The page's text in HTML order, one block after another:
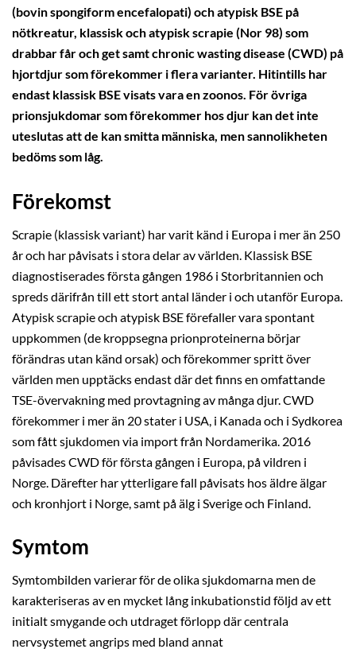
(bovin spongiform encefalopati) och atypisk BSE på
nötkreatur, klassisk och atypisk scrapie (Nor 98) som
drabbar får och get samt chronic wasting disease (CWD) på
hjortdjur som förekommer i flera varianter. Hitintills har
endast klassisk BSE visats vara en zoonos. För övriga
prionsjukdomar som förekommer hos djur kan det inte
uteslutas att de kan smitta människa, men sannolikheten
bedöms som låg.
Förekomst
Scrapie (klassisk variant) har varit känd i Europa i mer än 250
år och har påvisats i stora delar av världen. Klassisk BSE
diagnostiserades första gången 1986 i Storbritannien och
spreds därifrån till ett stort antal länder i och utanför Europa.
Atypisk scrapie och atypisk BSE förefaller vara spontant
uppkommen (de kroppsegna prionproteinerna börjar
förändras utan känd orsak) och förekommer spritt över
världen men upptäcks endast där det finns en omfattande
TSE-övervakning med provtagning av många djur. CWD
förekommer i mer än 20 stater i USA, i Kanada och i Sydkorea
som fått sjukdomen via import från Nordamerika. 2016
påvisades CWD för första gången i Europa, på vildren i
Norge. Därefter har ytterligare fall påvisats hos äldre älgar
och kronhjort i Norge, samt på älg i Sverige och Finland.
Symtom
Symtombilden varierar för de olika sjukdomarna men de
karakteriseras av en mycket lång inkubationstid följd av ett
initialt smygande och utdraget förlopp där centrala
nervsystemet angrips med bland annat